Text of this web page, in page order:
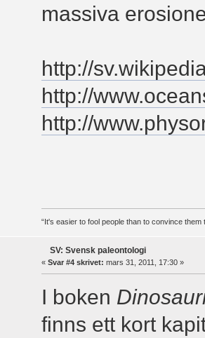
massiva
http://
http://
http://
“It's easier to fool people than to convince them
SV: Svensk paleontologi
« Svar #4 skrivet: mars 31, 2011, 17:30 »
I boken
finns ett kort